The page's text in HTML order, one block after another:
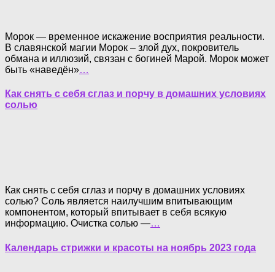
Морок — временное искажение восприятия реальности.
В славянской магии Морок – злой дух, покровитель
обмана и иллюзий, связан с богиней Марой. Морок может
быть «наведён»…
Как снять с себя сглаз и порчу в домашних условиях
солью
Как снять с себя сглаз и порчу в домашних условиях
солью? Соль является наилучшим впитывающим
компонентом, который впитывает в себя всякую
информацию. Очистка солью —…
Календарь стрижки и красоты на ноябрь 2023 года